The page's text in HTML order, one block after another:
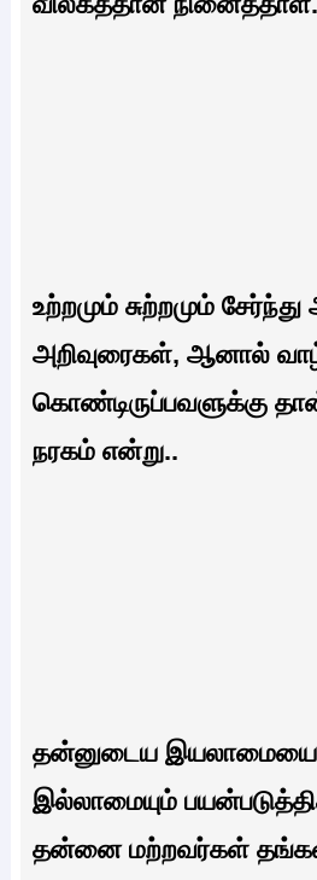
உற்றமும் சுற்றமும்
அறிவுரைகள், ஆனால்
கொண்டிருப்பவளுக்கு
நரகம் என்று..
தன்னுடைய
இல்லாமையும்
தன்னை மற்றவர்கள்